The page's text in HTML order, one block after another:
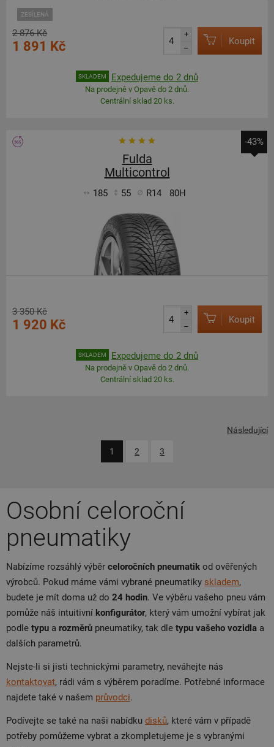
ZESÍLENÁ
2 876 Kč
1 891 Kč
+
–
Koupit
SKLADEM Expedujeme do 2 dnů
Na prodejně v Opavě do 2 dnů.
Centrální sklad 20 ks.
-43%
Fulda
Multicontrol
185 55 R14 80H
3 350 Kč
1 920 Kč
+
–
Koupit
SKLADEM Expedujeme do 2 dnů
Na prodejně v Opavě do 2 dnů.
Centrální sklad 20 ks.
1 2 3
Následující
Osobní celoroční
pneumatiky
Nabízíme rozsáhlý výběr celoročních pneumatik od ověřených
výrobců. Pokud máme vámi vybrané pneumatiky skladem,
budete je mít doma už do 24 hodin. Ve výběru vašeho pneu vám
pomůže náš intuitivní konfigurátor, který vám umožní vybírat jak
podle typu a rozměrů pneumatiky, tak dle typu vašeho vozidla a
dalších parametrů.
Nejste-li si jisti technickými parametry, neváhejte nás
kontaktovat, rádi vám s výběrem poradíme. Potřebné informace
najdete také v našem průvodci.
Podívejte se také na naši nabídku disků, které vám v případě
potřeby pomůžeme vybrat a zkompletujeme je s vybranými